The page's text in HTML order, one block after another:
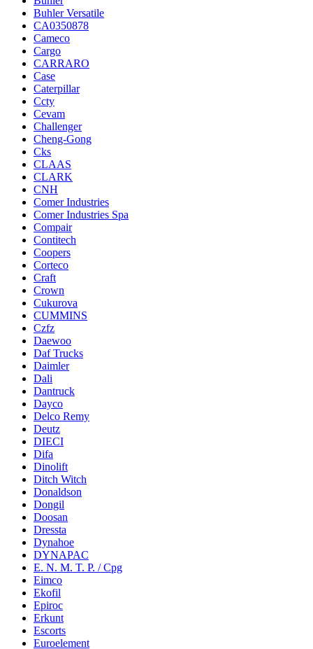
Buhler Versatile
CA0350878
Cameco
Cargo
CARRARO
Case
Caterpillar
Ccty
Cevam
Challenger
Cheng-Gong
Cks
CLAAS
CLARK
CNH
Comer Industries
Comer Industries Spa
Compair
Contitech
Coopers
Corteco
Craft
Crown
Cukurova
CUMMINS
Czfz
Daewoo
Daf Trucks
Daimler
Dali
Dantruck
Dayco
Delco Remy
Deutz
DIECI
Difa
Dinolift
Ditch Witch
Donaldson
Dongil
Doosan
Dressta
Dynahoe
DYNAPAC
E. N. M. T. P. / Cpg
Eimco
Ekofil
Epiroc
Erkunt
Escorts
Euroelement